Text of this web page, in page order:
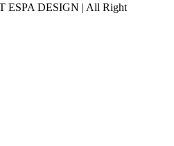
ESPA DESIGN | All Right